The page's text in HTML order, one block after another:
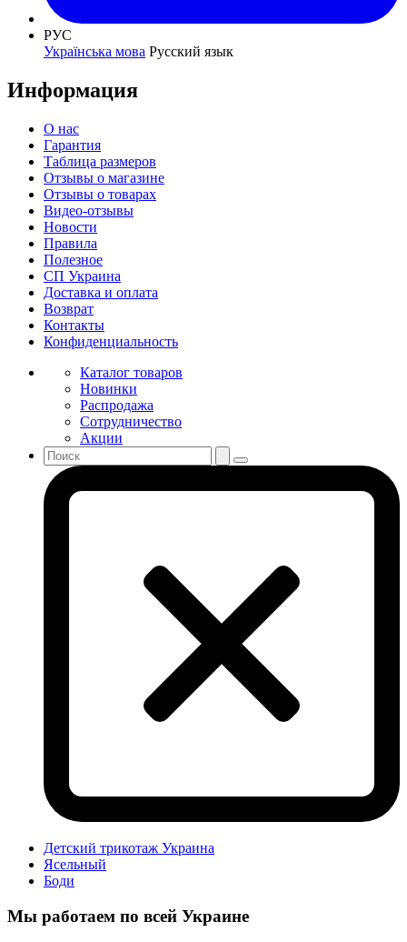
РУС
Українська мова Русский язык
Информация
О нас
Гарантия
Таблица размеров
Отзывы о магазине
Отзывы о товарах
Видео-отзывы
Новости
Правила
Полезное
СП Украина
Доставка и оплата
Возврат
Контакты
Конфиденциальность
Каталог товаров
Новинки
Распродажа
Сотрудничество
Акции
Детский трикотаж Украина
Ясельный
Боди
Мы работаем по всей Украине